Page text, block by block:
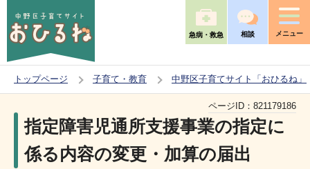
の
ー
急病・救急 相談 メニュー
トップページ 子育て・教育 中野区子育てサイト「おひるね」
指定障害児通所支援事業の指定に
係る内容の変更・加算の届出
ページID： 821179186